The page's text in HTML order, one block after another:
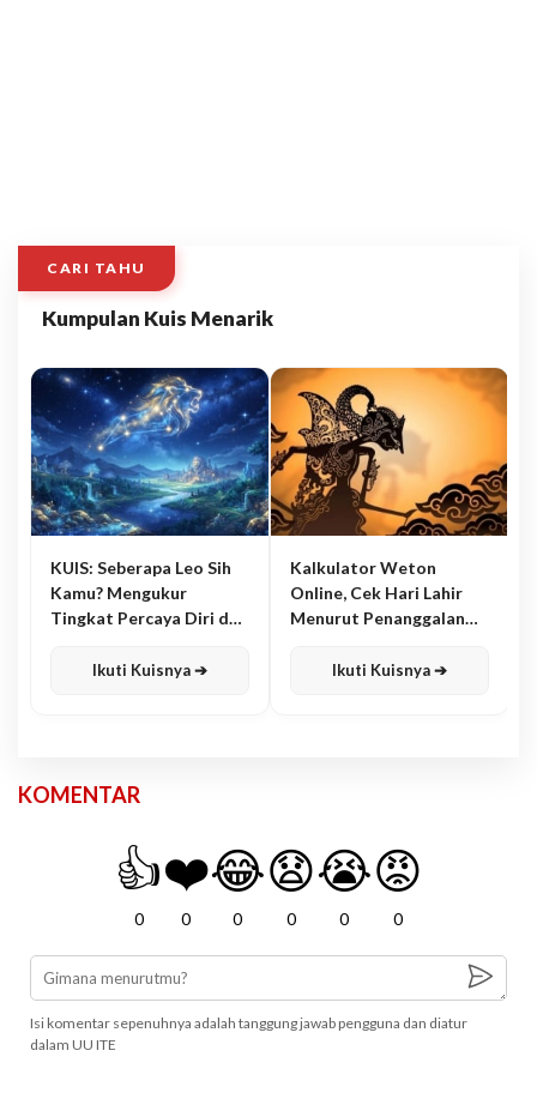
CARI TAHU
Kumpulan Kuis Menarik
KUIS: Seberapa Leo Sih
Kamu? Mengukur
Tingkat Percaya Diri dan
Ikuti Kuisnya ➔
Kalkulator Weton
Online, Cek Hari Lahir
Menurut Penanggalan
Ikuti Kuisnya ➔
KOMENTAR
👍
0
❤️
0
😂
0
😧
0
😭
0
😡
0
Isi komentar sepenuhnya adalah tanggung jawab pengguna dan diatur
dalam UU ITE